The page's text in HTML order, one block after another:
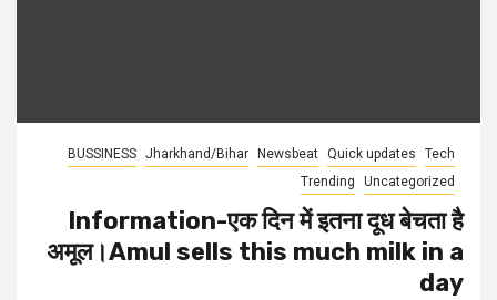
BUSSINESS Jharkhand/Bihar Newsbeat Quick updates
Tech
Trending
Uncategorized
Information-एक दिन में इतना दूध बेचता है
अमूल।Amul sells this much milk in a
day